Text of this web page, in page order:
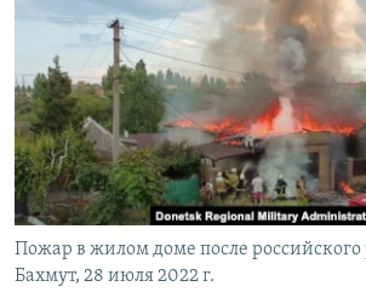
РАСПИСАНИЕ ВЕЩАНИЯ
ПОДПИШИТЕСЬ НА РАССЫЛКУ
СОЦИАЛЬНЫЕ СЕТИ
Пожар в жилом доме после российского
Бахмут, 28 июля 2022 г.